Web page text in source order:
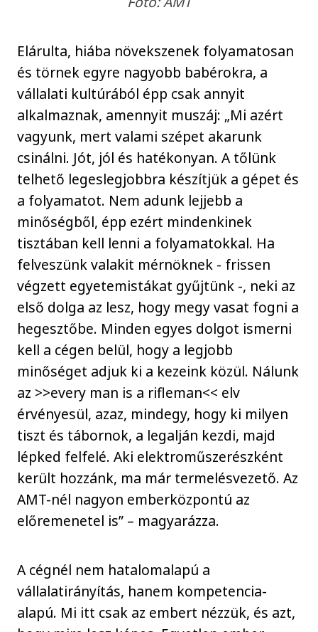
Elárulta, hiába növekszenek folyamatosan
és törnek egyre nagyobb babérokra, a
vállalati kultúrából épp csak annyit
alkalmaznak, amennyit muszáj: „Mi azért
vagyunk, mert valami szépet akarunk
csinálni. Jót, jól és hatékonyan. A tőlünk
telhető legeslegjobbra készítjük a gépet és
a folyamatot. Nem adunk lejjebb a
minőségből, épp ezért mindenkinek
tisztában kell lenni a folyamatokkal. Ha
felveszünk valakit mérnöknek - frissen
végzett egyetemistákat gyűjtünk -, neki az
első dolga az lesz, hogy megy vasat fogni a
hegesztőbe. Minden egyes dolgot ismerni
kell a cégen belül, hogy a legjobb
minőséget adjuk ki a kezeink közül. Nálunk
az >>every man is a rifleman<< elv
érvényesül, azaz, mindegy, hogy ki milyen
tiszt és tábornok, a legalján kezdi, majd
lépked felfelé. Aki elektroműszerészként
került hozzánk, ma már termelésvezető. Az
AMT-nél nagyon emberközpontú az
előremenetel is” – magyarázza.
A cégnél nem hatalomalapú a
vállalatirányítás, hanem kompetencia-
alapú. Mi itt csak az embert nézzük, és azt,